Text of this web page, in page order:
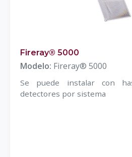
Fireray® 5000
Modelo: Fireray® 5000
Se puede instalar con
detectores por sistema